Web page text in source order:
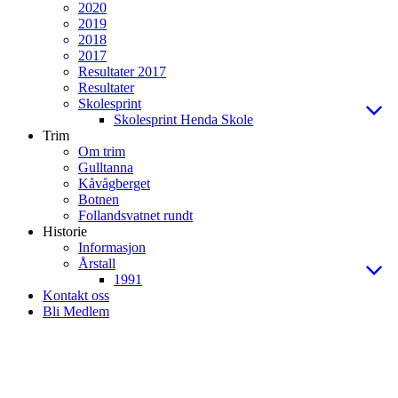
2020
2019
2018
2017
Resultater 2017
Resultater
Skolesprint
Skolesprint Henda Skole
Trim
Om trim
Gulltanna
Kåvågberget
Botnen
Follandsvatnet rundt
Historie
Informasjon
Årstall
1991
Kontakt oss
Bli Medlem